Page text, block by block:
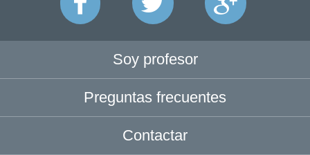
Soy profesor
Preguntas frecuentes
Contactar